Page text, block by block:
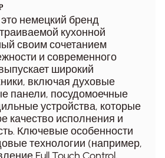
немецкий бренд
кухонной
своим сочетанием
и современного
широкий
включая духовые
панели, посудомоечные
устройства, которые
качество исполнения и
Ключевые особенности
технологии (например,